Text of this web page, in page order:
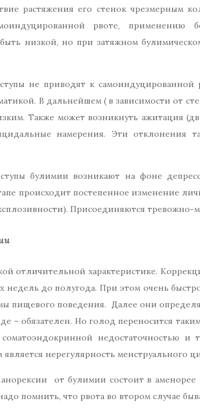
растяжения его стенок чрезмерным
рвоте, применению
низкой, но при затяжном
не приводят к самоиндуцированной
В дальнейшем ( в зависимости от
Также может возникнуть ажитация
намерения. Эти отклонения
булимии возникают на фоне
происходит постепенное изменение
Присоединяются
отличительной характеристике.
недель до полугода. При этом очень
пищевого поведения. Далее они
– обязателен. Но голод переносится
недостаточностью и
нерегулярность менструального
от булимии состоит в
помнить, что рвота во втором случае